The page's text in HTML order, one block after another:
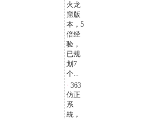
火龙
窟版
本，5
倍经
验，
已规
划7
个...
· 363
仿正
系
統，